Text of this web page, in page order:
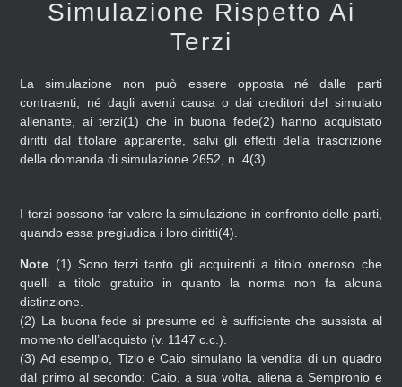
Simulazione Rispetto Ai
Terzi
La simulazione non può essere opposta né dalle parti
contraenti, né dagli aventi causa o dai creditori del simulato
alienante, ai terzi(1) che in buona fede(2) hanno acquistato
diritti dal titolare apparente, salvi gli effetti della trascrizione
della domanda di simulazione 2652, n. 4(3).
I terzi possono far valere la simulazione in confronto delle parti,
quando essa pregiudica i loro diritti(4).
Note (1) Sono terzi tanto gli acquirenti a titolo oneroso che
quelli a titolo gratuito in quanto la norma non fa alcuna
distinzione.
(2) La buona fede si presume ed è sufficiente che sussista al
momento dell’acquisto (v. 1147 c.c.).
(3) Ad esempio, Tizio e Caio simulano la vendita di un quadro
dal primo al secondo; Caio, a sua volta, aliena a Sempronio e